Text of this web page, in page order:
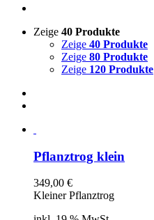
Zeige 40 Produkte
Zeige 40 Produkte
Zeige 80 Produkte
Zeige 120 Produkte
Pflanztrog klein
349,00 €
Kleiner Pflanztrog